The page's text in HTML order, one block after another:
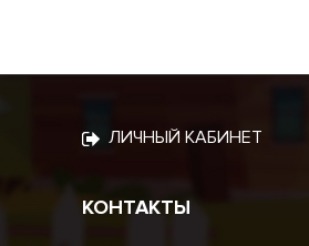
ЛИЧНЫЙ КАБИНЕТ
КОНТАКТЫ